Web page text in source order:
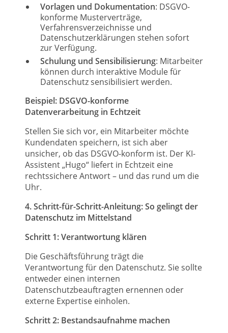
Vorlagen und Dokumentation: DSGVO-
konforme Musterverträge,
Verfahrensverzeichnisse und
Datenschutzerklärungen stehen sofort
zur Verfügung.
Schulung und Sensibilisierung: Mitarbeiter
können durch interaktive Module für
Datenschutz sensibilisiert werden.
Beispiel: DSGVO-konforme
Datenverarbeitung in Echtzeit
Stellen Sie sich vor, ein Mitarbeiter möchte
Kundendaten speichern, ist sich aber
unsicher, ob das DSGVO-konform ist. Der KI-
Assistent „Hugo“ liefert in Echtzeit eine
rechtssichere Antwort – und das rund um die
Uhr.
4. Schritt-für-Schritt-Anleitung: So gelingt der
Datenschutz im Mittelstand
Schritt 1: Verantwortung klären
Die Geschäftsführung trägt die
Verantwortung für den Datenschutz. Sie sollte
entweder einen internen
Datenschutzbeauftragten ernennen oder
externe Expertise einholen.
Schritt 2: Bestandsaufnahme machen